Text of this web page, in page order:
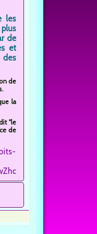
les
de
et
de
la
"le
de